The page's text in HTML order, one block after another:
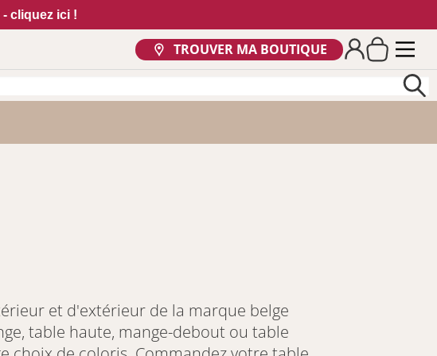
- cliquez ici !
TROUVER MA BOUTIQUE
et d'extérieur de la marque belge
table haute, mange-debout ou table